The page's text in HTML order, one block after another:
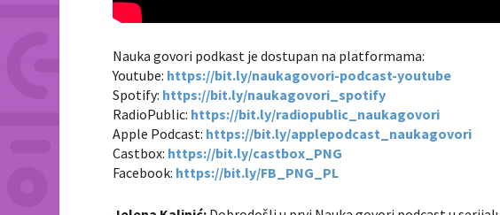
Nauka govori podkast je dostupan na platformama:
Youtube: https://bit.ly/naukagovori-podcast-youtube
Spotify: https://bit.ly/naukagovori_spotify
RadioPublic: https://bit.ly/radiopublic_naukagovori
Apple Podcast: https://bit.ly/applepodcast_naukagovori
Castbox: https://bit.ly/castbox_PNG
Facebook: https://bit.ly/FB_PNG_PL